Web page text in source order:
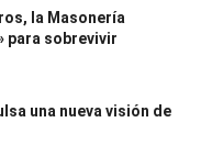
la Masonería
para sobrevivir
una nueva visión de